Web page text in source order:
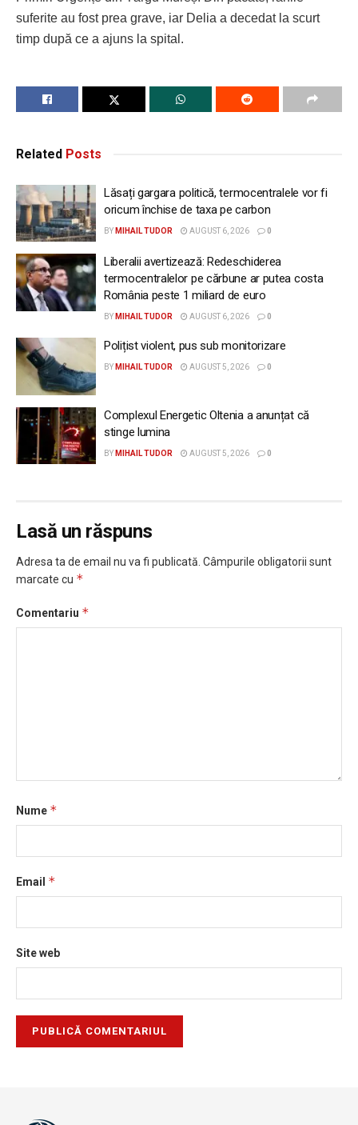
suferite au fost prea grave, iar Delia a decedat la scurt
timp după ce a ajuns la spital.
Related Posts
Lăsați gargara politică, termocentralele vor fi
oricum închise de taxa pe carbon
BY MIHAIL TUDOR AUGUST 6, 2026 0
Liberalii avertizează: Redeschiderea
termocentralelor pe cărbune ar putea costa
România peste 1 miliard de euro
BY MIHAIL TUDOR AUGUST 6, 2026 0
Polițist violent, pus sub monitorizare
BY MIHAIL TUDOR AUGUST 5, 2026 0
Complexul Energetic Oltenia a anunțat că
stinge lumina
BY MIHAIL TUDOR AUGUST 5, 2026 0
Lasă un răspuns
Adresa ta de email nu va fi publicată. Câmpurile obligatorii sunt
marcate cu *
Comentariu *
Nume *
Email *
Site web